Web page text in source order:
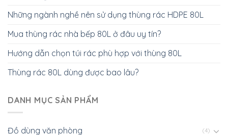
Những ngành nghề nên sử dụng thùng rác HDPE 80L
Mua thùng rác nhà bếp 80L ở đâu uy tín?
Hướng dẫn chọn túi rác phù hợp với thùng 80L
Thùng rác 80L dùng được bao lâu?
DANH MỤC SẢN PHẨM
Đồ dùng văn phòng (4)